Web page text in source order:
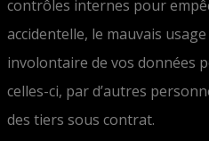
contrôles internes pour
accidentelle, le mauvais
involontaire de vos données
celles-ci, par d’autres
des tiers sous contrat.